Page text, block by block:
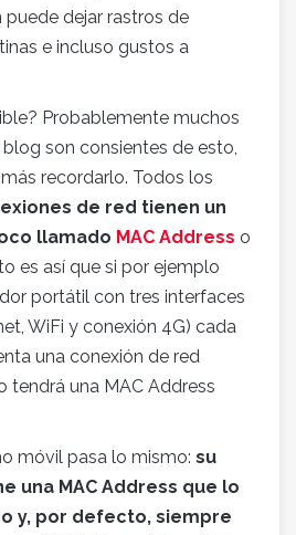
puede dejar rastros de
e incluso gustos a
Probablemente muchos
son consientes de esto,
recordarlo. Todos los
de red tienen un
llamado MAC Address o
es así que si por ejemplo
portátil con tres interfaces
WiFi y conexión 4G) cada
una conexión de red
tendrá una MAC Address
móvil pasa lo mismo: su
una MAC Address que lo
y, por defecto, siempre